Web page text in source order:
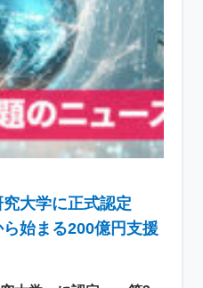
大学に正式認定
始まる200億円支援